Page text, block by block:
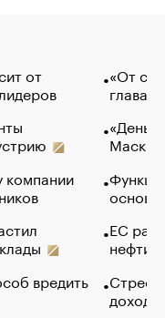
от
вредить
«От
глава
Маск в
основ
ЕС
нефти